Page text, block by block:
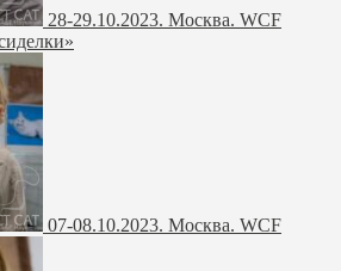
28-29.10.2023. Москва. WCF
07-08.10.2023. Москва. WCF